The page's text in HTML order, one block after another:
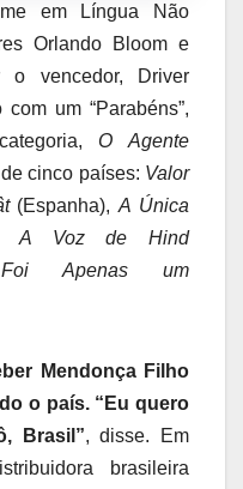
em Língua Não
Orlando Bloom e
o vencedor, Driver
um “Parabéns”,
O Agente
cinco países: Valor
(Espanha),A Única
A Voz de Hind
Foi Apenas um
Mendonça Filho
o país. “Eu quero
Brasil”, disse. Em
brasileira